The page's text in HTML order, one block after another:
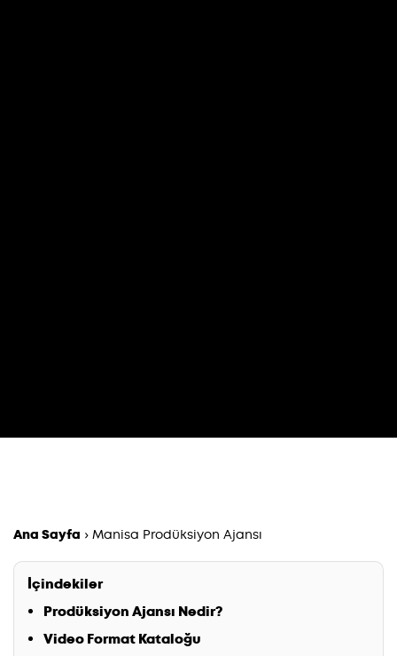
Ana Sayfa › Manisa Prodüksiyon Ajansı
İçindekiler
Prodüksiyon Ajansı Nedir?
Video Format Kataloğu